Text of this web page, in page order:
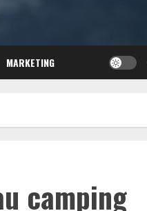
MARKETING
camping